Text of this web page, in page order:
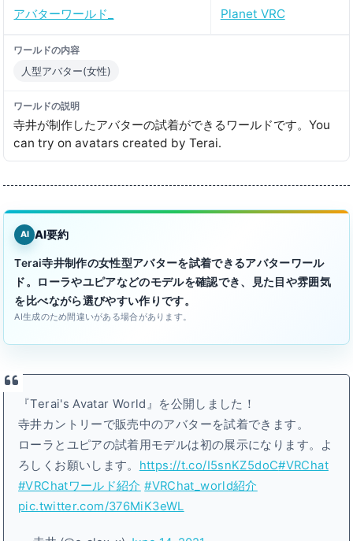
アバターワールド_ Planet VRC
ワールドの内容
人型アバター(女性)
ワールドの説明
寺井が制作したアバターの試着ができるワールドです。You
can try on avatars created by Terai․
AI AI要約
Terai寺井制作の女性型アバターを試着できるアバターワール
ド。ローラやユピアなどのモデルを確認でき、見た目や雰囲気
を比べながら選びやすい作りです。
AI生成のため間違いがある場合があります。
『Terai's Avatar World』を公開しました！
寺井カントリーで販売中のアバターを試着できます。
ローラとユピアの試着用モデルは初の展示になります。よ
ろしくお願いします。 https://t.co/I5snKZ5doC#VRChat
#VRChatワールド紹介 #VRChat_world紹介
pic.twitter.com/376MiK3eWL